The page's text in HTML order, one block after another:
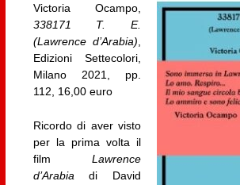
Victoria Ocampo,
338171 T. E.
(Lawrence d’Arabia)
Edizioni Settecolori,
Milano 2021, pp.
112, 16,00 euro
Ricordo di aver visto
per la prima volta il
filmLawrence
d’Arabia di David